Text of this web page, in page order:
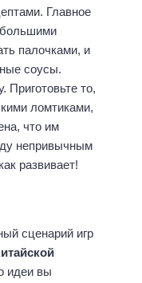
Главное
палочками, и
соусы.
Приготовьте то,
ломтиками,
что им
непривычным
развивает!
сценарий игр
идеи вы